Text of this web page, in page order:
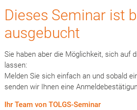
Dieses Seminar ist
ausgebucht
Sie haben aber die Möglichkeit, sich auf
lassen:
Melden Sie sich einfach an und sobald
senden wir Ihnen eine
Ihr Team von TOLGS-Seminar